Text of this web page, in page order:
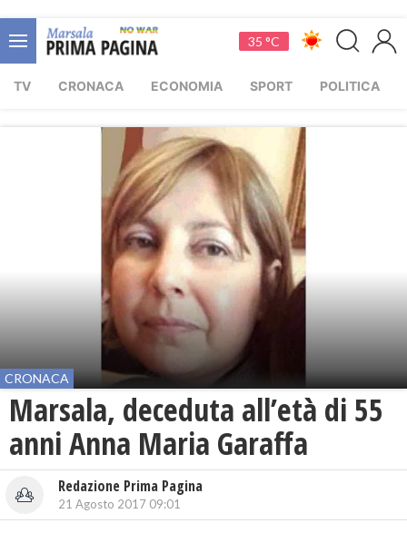
35 °C
TV CRONACA ECONOMIA SPORT POLITICA
CRONACA
Marsala, deceduta all’età di 55
anni Anna Maria Garaffa
Redazione Prima Pagina
21 Agosto 2017 09:01